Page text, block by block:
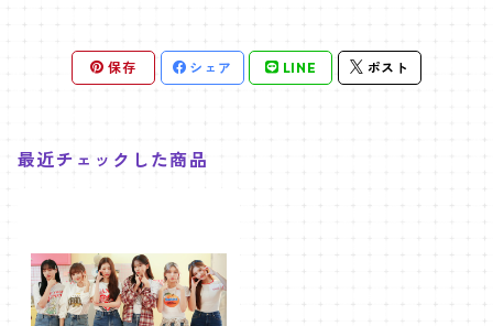
保存 シェア LINE ポスト
最近チェックした商品